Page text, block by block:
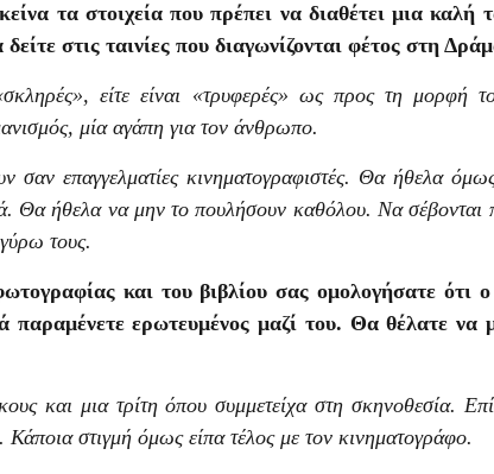
τα στοιχεία που πρέπει να διαθέτει μια καλή
στις ταινίες που διαγωνίζονται φέτος στη
«σκληρές», είτε είναι «τρυφερές» ως προς τη μορφή
μία αγάπη για τον άνθρωπο.
σαν επαγγελματίες κινηματογραφιστές. Θα ήθελα
Θα ήθελα να μην το πουλήσουν καθόλου. Να σέβονται
τους.
και του βιβλίου σας ομολογήσατε ότι
παραμένετε ερωτευμένος μαζί του. Θα θέλατε να
και μια τρίτη όπου συμμετείχα στη σκηνοθεσία.
Κάποια στιγμή όμως είπα τέλος με τον κινηματογράφο.